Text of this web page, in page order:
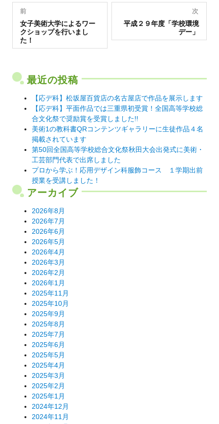
稿
ナ
ー
シ
ョ
ン
前
過
去
の
投
稿:
女子美術大学によるワー
クショップを行いまし
た！
次
次
稿:
平成２９年度「学校環境
デー」
最近の投稿
【応デ科】松坂屋百貨店の名古屋店で作品を展示します
【応デ科】平面作品では三重県初受賞！全国高等学校総
合文化祭で奨励賞を受賞しました!!
美術1の教科書QRコンテンツギャラリーに生徒作品４名
掲載されています
第50回全国高等学校総合文化祭秋田大会出発式に美術・
工芸部門代表で出席しました
プロから学ぶ！応用デザイン科服飾コース １学期出前
授業を受講しました！
アーカイブ
2026年8月
2026年7月
2026年6月
2026年5月
2026年4月
2026年3月
2026年2月
2026年1月
2025年11月
2025年10月
2025年9月
2025年8月
2025年7月
2025年6月
2025年5月
2025年4月
2025年3月
2025年2月
2025年1月
2024年12月
2024年11月